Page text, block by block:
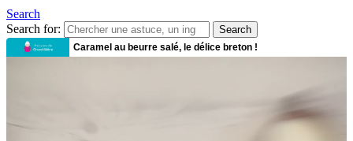
Search
Search for:
Search